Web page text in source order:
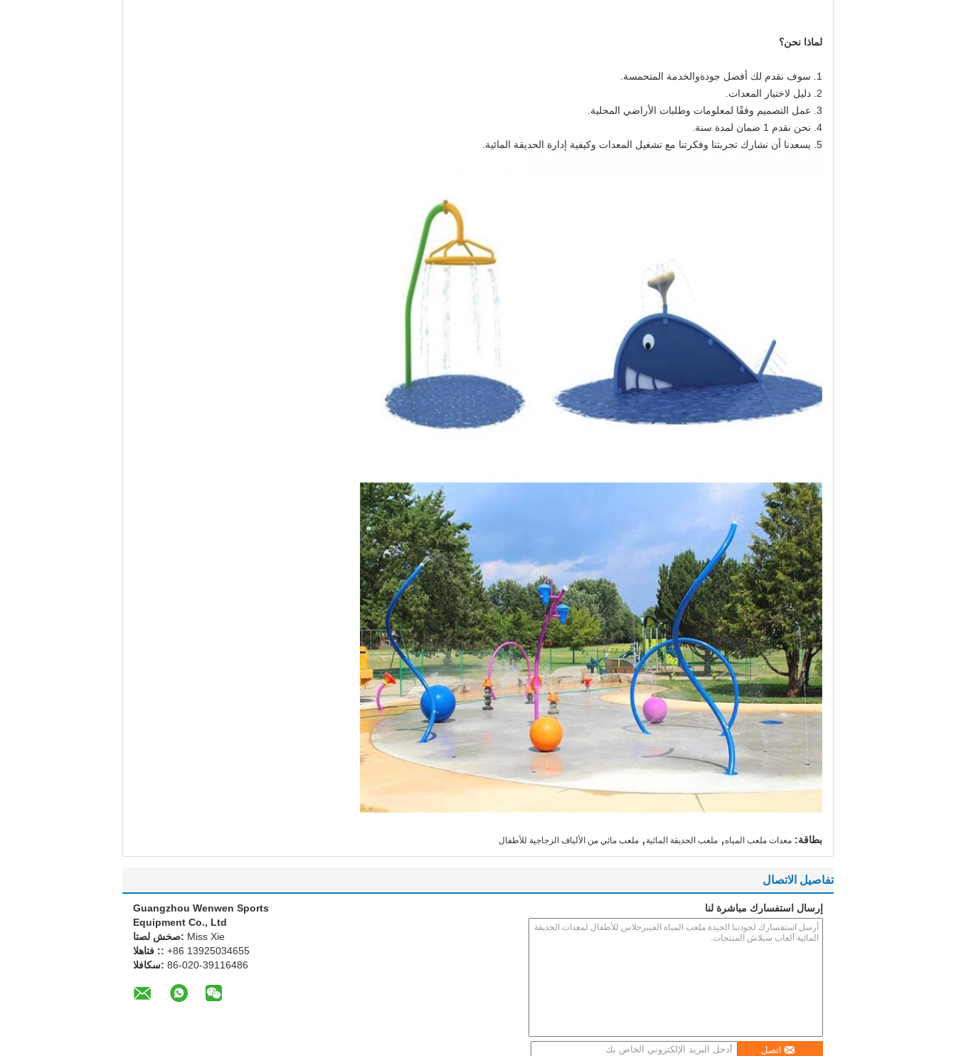
لماذا نحن؟
1. سوف نقدم لك أفضل جودة
والخدمة المتحمسة.
2. دليل لاختيار المعدات.
3. عمل التصميم وفقًا لمعلومات وطلبات الأراضي المحلية.
4. نحن نقدم 1 ضمان لمدة سنة.
5. يسعدنا أن نشارك تجربتنا وفكرتنا مع تشغيل المعدات وكيفية إدارة الحديقة المائية.
بطاقة: معدات ملعب المياه, ملعب الحديقة المائية , ملعب مائي من الألياف الزجاجية للأطفال
تفاصيل الاتصال
Guangzhou Wenwen Sports
Equipment Co., Ltd
اتصل شخص: Miss Xie
الهاتف :: +86 13925034655
الفاكس: 86-020-39116486
إرسال استفسارك مباشرة لنا
اتصل